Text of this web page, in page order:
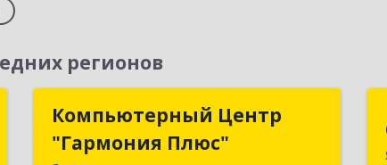
регионов
Компьютерный Центр
"Гармония Плюс"
Компьютерный Центр
"Гармония Плюс"